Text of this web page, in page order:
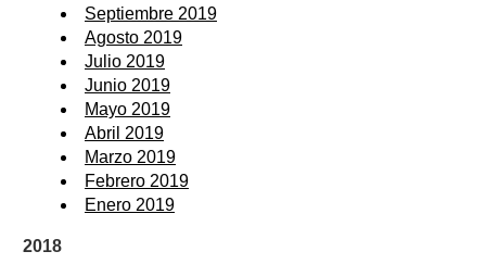
Septiembre 2019
Agosto 2019
Julio 2019
Junio 2019
Mayo 2019
Abril 2019
Marzo 2019
Febrero 2019
Enero 2019
2018